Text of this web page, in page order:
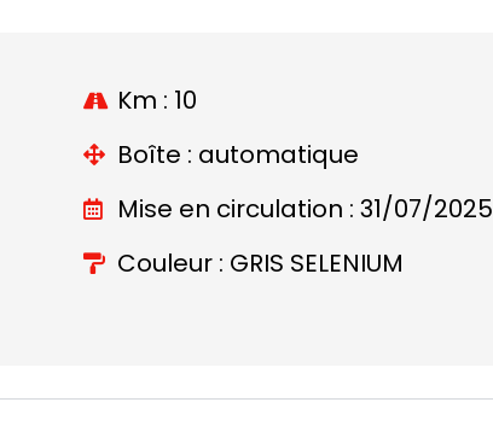
Km : 10
Boîte : automatique
Mise en circulation : 31/07/2025
Couleur : GRIS SELENIUM